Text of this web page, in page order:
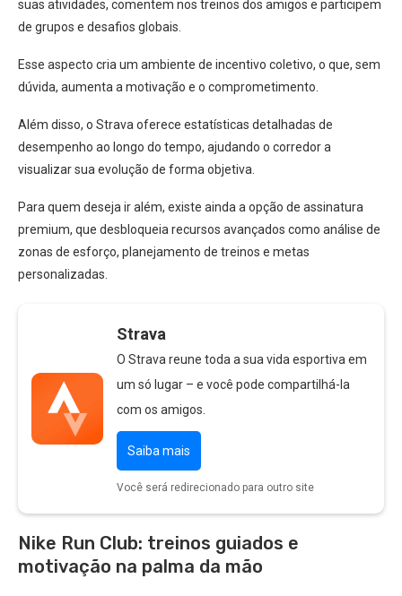
suas atividades, comentem nos treinos dos amigos e participem
de grupos e desafios globais.
Esse aspecto cria um ambiente de incentivo coletivo, o que, sem
dúvida, aumenta a motivação e o comprometimento.
Além disso, o Strava oferece estatísticas detalhadas de
desempenho ao longo do tempo, ajudando o corredor a
visualizar sua evolução de forma objetiva.
Para quem deseja ir além, existe ainda a opção de assinatura
premium, que desbloqueia recursos avançados como análise de
zonas de esforço, planejamento de treinos e metas
personalizadas.
Strava
O Strava reune toda a sua vida esportiva em
um só lugar – e você pode compartilhá-la
com os amigos.
Saiba mais
Você será redirecionado para outro site
Nike Run Club: treinos guiados e
motivação na palma da mão